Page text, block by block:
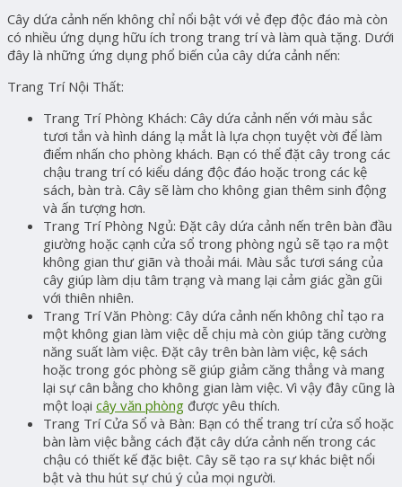
Cây dứa cảnh nến không chỉ nổi bật với vẻ đẹp độc đáo mà còn
có nhiều ứng dụng hữu ích trong trang trí và làm quà tặng. Dưới
đây là những ứng dụng phổ biến của cây dứa cảnh nến:
Trang Trí Nội Thất:
Trang Trí Phòng Khách: Cây dứa cảnh nến với màu sắc
tươi tắn và hình dáng lạ mắt là lựa chọn tuyệt vời để làm
điểm nhấn cho phòng khách. Bạn có thể đặt cây trong các
chậu trang trí có kiểu dáng độc đáo hoặc trong các kệ
sách, bàn trà. Cây sẽ làm cho không gian thêm sinh động
và ấn tượng hơn.
Trang Trí Phòng Ngủ: Đặt cây dứa cảnh nến trên bàn đầu
giường hoặc cạnh cửa sổ trong phòng ngủ sẽ tạo ra một
không gian thư giãn và thoải mái. Màu sắc tươi sáng của
cây giúp làm dịu tâm trạng và mang lại cảm giác gần gũi
với thiên nhiên.
Trang Trí Văn Phòng: Cây dứa cảnh nến không chỉ tạo ra
một không gian làm việc dễ chịu mà còn giúp tăng cường
năng suất làm việc. Đặt cây trên bàn làm việc, kệ sách
hoặc trong góc phòng sẽ giúp giảm căng thẳng và mang
lại sự cân bằng cho không gian làm việc. Vì vậy đây cũng là
một loại cây văn phòng được yêu thích.
Trang Trí Cửa Sổ và Bàn: Bạn có thể trang trí cửa sổ hoặc
bàn làm việc bằng cách đặt cây dứa cảnh nến trong các
chậu có thiết kế đặc biệt. Cây sẽ tạo ra sự khác biệt nổi
bật và thu hút sự chú ý của mọi người.